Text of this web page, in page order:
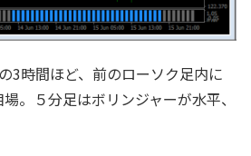
3時間ほど、前のローソク足内に
。５分足はボリンジャーが水平、